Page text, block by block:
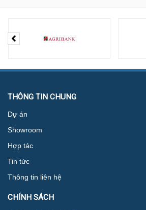
THÔNG TIN CHUNG
Dự án
Showroom
Hợp tác
Tin tức
Thông tin liên hệ
CHÍNH SÁCH